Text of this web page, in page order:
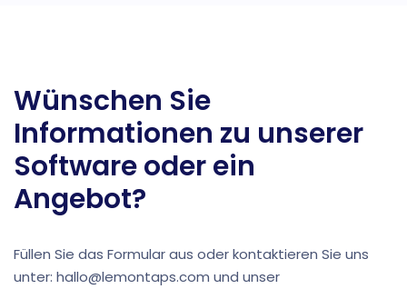
Wünschen Sie
Informationen zu unserer
Software oder ein
Angebot?
Füllen Sie das Formular aus oder kontaktieren Sie uns
unter: hallo@lemontaps.com und unser